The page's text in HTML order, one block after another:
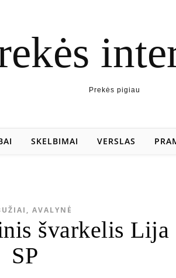
Prekės pigiau
SKELBIMAI VERSLAS
AVALYNĖ
švarkelis Lija
SP